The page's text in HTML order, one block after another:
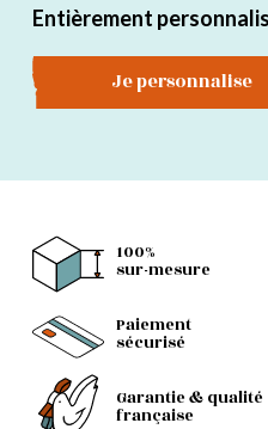
Entièrement
Je personnalise
100%
sur-mesure
Paiement
sécurisé
Garantie & qualité
française